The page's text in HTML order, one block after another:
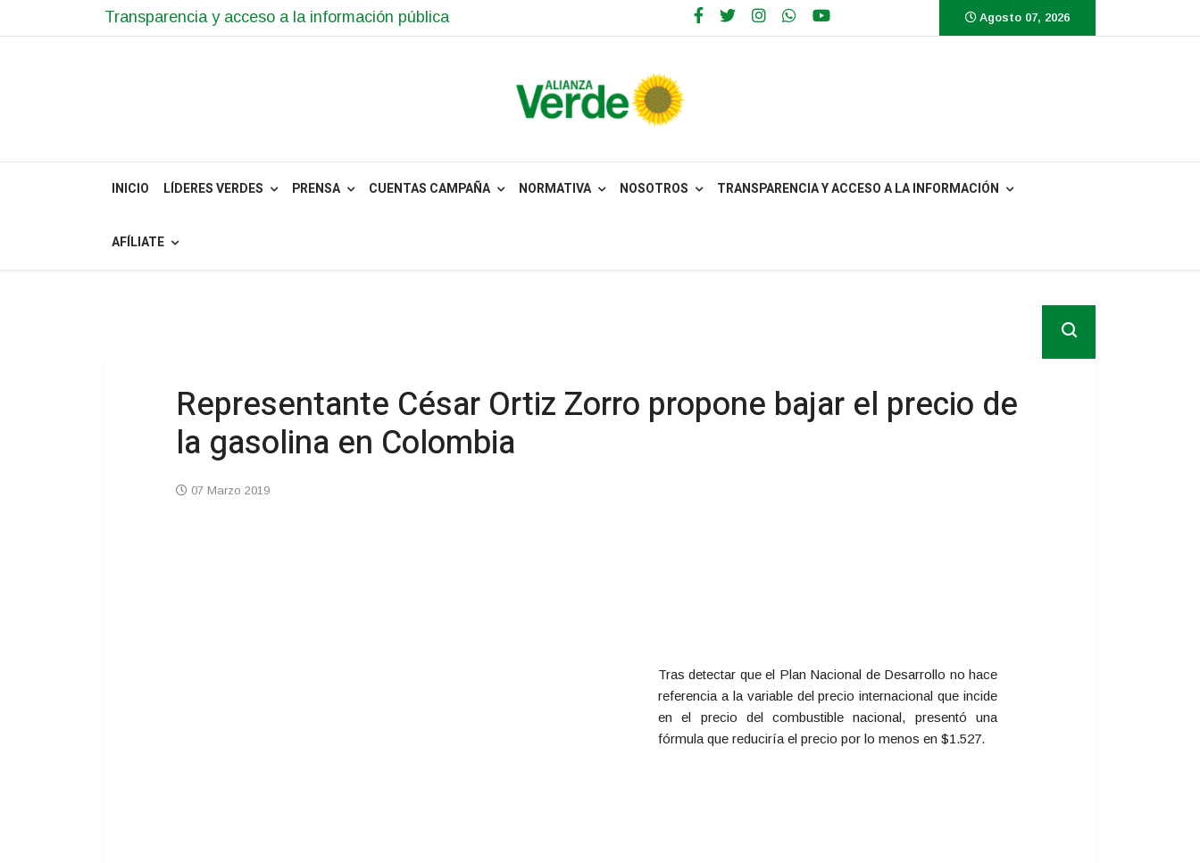
Transparencia y acceso a la información pública Agosto 07, 2026
INICIO LÍDERES VERDES PRENSA CUENTAS CAMPAÑA NORMATIVA NOSOTROS TRANSPARENCIA Y ACCESO A LA INFORMACIÓN
AFÍLIATE
Representante César Ortiz Zorro propone bajar el precio de
la gasolina en Colombia
07 Marzo 2019
Tras detectar que el Plan Nacional de Desarrollo no hace
referencia a la variable del precio internacional que incide
en el precio del combustible nacional, presentó una
fórmula que reduciría el precio por lo menos en $1.527.